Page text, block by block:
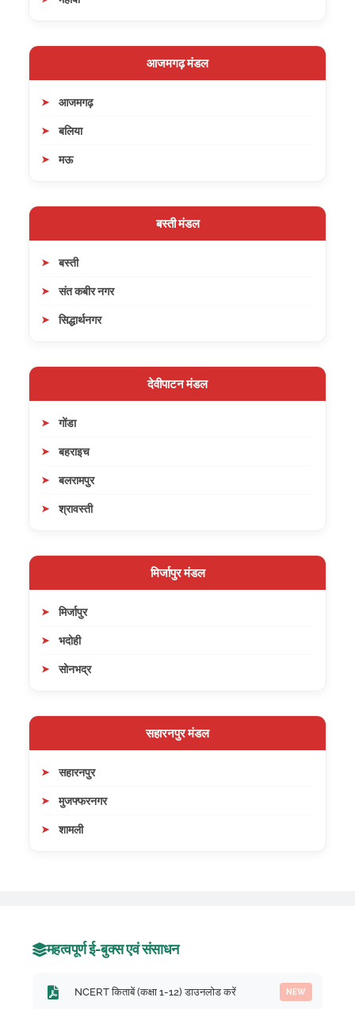
आजमगढ़ मंडल
आजमगढ़
बलिया
मऊ
बस्ती मंडल
बस्ती
संत कबीर नगर
सिद्धार्थनगर
देवीपाटन मंडल
गोंडा
बहराइच
बलरामपुर
श्रावस्ती
मिर्जापुर मंडल
मिर्जापुर
भदोही
सोनभद्र
सहारनपुर मंडल
सहारनपुर
मुजफ्फरनगर
शामली
महत्वपूर्ण ई-बुक्स एवं संसाधन
NCERT किताबें (कक्षा 1-12) डाउनलोड करें NEW